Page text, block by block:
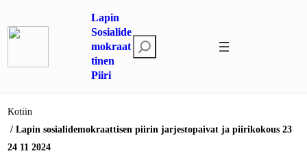
sisältöön
Lapin
Sosialide
mokraat
tinen
Piiri
t
i
Kotiin
Lapin sosialidemokraattisen piirin jarjestopaivat ja piirikokous 23
24 11 2024